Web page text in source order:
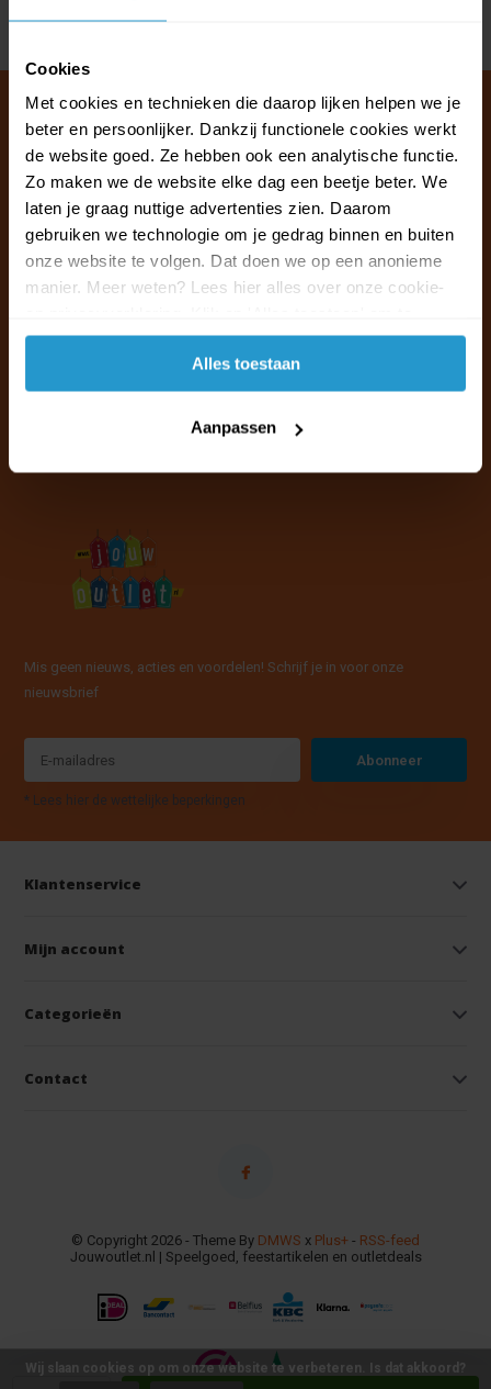
Cookies
Met cookies en technieken die daarop lijken helpen we je
beter en persoonlijker. Dankzij functionele cookies werkt
de website goed. Ze hebben ook een analytische functie.
Zo maken we de website elke dag een beetje beter. We
laten je graag nuttige advertenties zien. Daarom
gebruiken we technologie om je gedrag binnen en buiten
onze website te volgen. Dat doen we op een anonieme
manier. Meer weten? Lees hier alles over onze cookie-
accepteren.
Alles toestaan
Aanpassen
Delen
Klantenservice & FAQ
Ma t/m vr van 09:30 - 16:00 telefonisch
+31 (0)13 785 62 41
Naar de klantenservice & FAQ
Mis geen nieuws, acties en voordelen! Schrijf je in voor onze
nieuwsbrief
Abonneer
* Lees hier de wettelijke beperkingen
Klantenservice
Mijn account
Categorieën
Contact
© Copyright 2026 - Theme By DMWS x Plus+ - RSS-feed
Jouwoutlet.nl | Speelgoed, feestartikelen en outletdeals
Wij slaan cookies op om onze website te verbeteren. Is dat akkoord?